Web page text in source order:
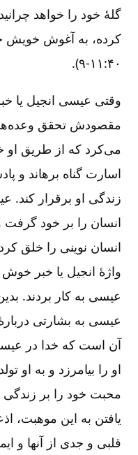
گلۀ خود را خواهد
کرده، به آغوش خویش
۴۰:‏۹-۱۱).
وقتی عیسی انجیل یا
مقصودش تحقق
می‌کرد که از طریق او
اسارت گناه برهاند و
زندگی او برقرار کند.
انسان را بر خود گرفت
انسان نوینی را خلق
واژۀ انجیل یا خبر
عیسی به کار بردند.
عیسی به بشارتی
آن است که خدا در
او را بیامرزد و به او
محبت خود را بر
یافتن به این موهبت،
قلبی و جدی از آنها و